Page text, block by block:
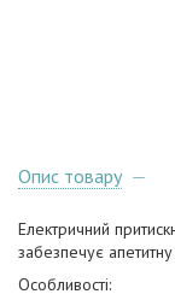
Опис товару
Електричний
забезпечує
Особливості: